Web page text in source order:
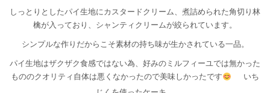
しっとりとしたパイ生地にカスタードクリーム、煮詰められた角切り林
檎が入っており、シャンティクリームが絞られています。
シンプルな作りだからこそ素材の持ち味が生かされている一品。
パイ生地はザクザク食感ではない為、好みのミルフィーユでは無かった
もののクオリティ自体は悪くなかったので美味しかったです
いち